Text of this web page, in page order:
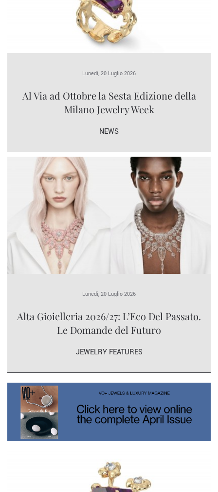
Lunedì, 20 Luglio 2026
Al Via ad Ottobre la Sesta Edizione della
Milano Jewelry Week
NEWS
Lunedì, 20 Luglio 2026
Alta Gioielleria 2026/27: L’Eco Del Passato.
Le Domande del Futuro
JEWELRY FEATURES